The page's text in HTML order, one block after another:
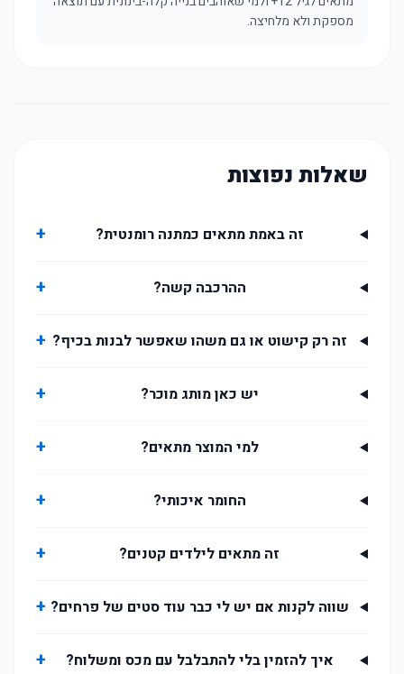
מספקת ולא מלחיצה.
שאלות נפוצות
זה באמת מתאים כמתנה רומנטית? +
ההרכבה קשה? +
זה רק קישוט או גם משהו שאפשר לבנות בכיף? +
יש כאן מותג מוכר? +
למי המוצר מתאים? +
החומר איכותי? +
זה מתאים לילדים קטנים? +
שווה לקנות אם יש לי כבר עוד סטים של פרחים? +
איך להזמין בלי להתבלבל עם מכס ומשלוח? +